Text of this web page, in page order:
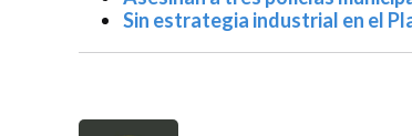
Sin estrategia industrial en el